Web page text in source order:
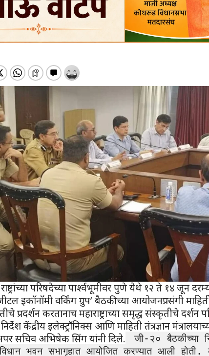
परिषदेच्या पार्श्वभूमीवर पुणे येथे १२ ते १४ जून
इकॉनॉमी वर्किंग ग्रुप’ बैठकीच्या आयोजनप्रसंगी माहिती
प्रदर्शन करतानाच महाराष्ट्राच्या समृद्ध संस्कृतीचे दर्शन
केंद्रीय इलेक्ट्रॉनिक्स आणि माहिती तंत्रज्ञान
सचिव अभिषेक सिंग यांनी दिले.
जी-२० बैठकीच्या
भवन सभागृहात आयोजित करण्यात आली होती.